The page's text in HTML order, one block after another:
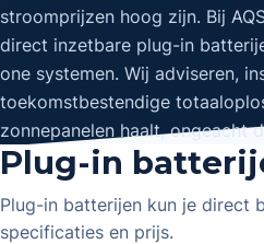
stroomprijzen hoog zijn. Bij
direct inzetbare plug-in
one systemen. Wij adviseren,
toekomstbestendige
zonnepanelen haalt, ongeacht
Plug-in
Plug-in batterijen kun je direct
specificaties en prijs.